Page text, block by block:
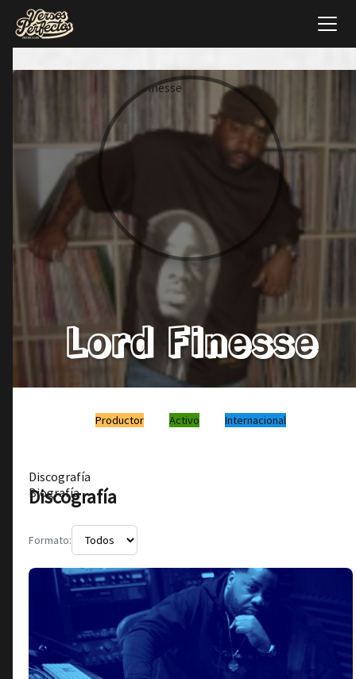
Lord Finesse
Productor Activo Internacional
Discografía
Biografía
Discografía
Formato: